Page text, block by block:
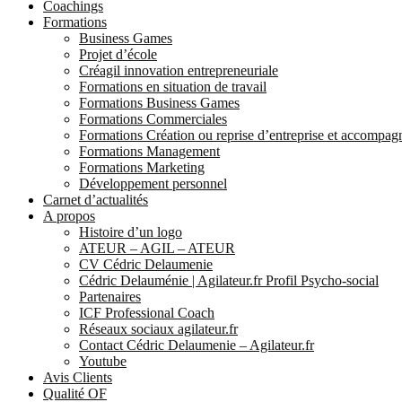
Coachings
Formations
Business Games
Projet d’école
Créagil innovation entrepreneuriale
Formations en situation de travail
Formations Business Games
Formations Commerciales
Formations Création ou reprise d’entreprise et
Formations Management
Formations Marketing
Développement personnel
Carnet d’actualités
A propos
Histoire d’un logo
ATEUR – AGIL – ATEUR
CV Cédric Delaumenie
Cédric Delauménie | Agilateur.fr Profil Psycho-social
Partenaires
ICF Professional Coach
Réseaux sociaux agilateur.fr
Contact Cédric Delaumenie – Agilateur.fr
Youtube
Avis Clients
Qualité OF